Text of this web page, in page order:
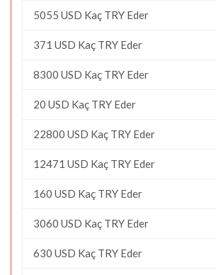
5055 USD Kaç TRY Eder
371 USD Kaç TRY Eder
8300 USD Kaç TRY Eder
20 USD Kaç TRY Eder
22800 USD Kaç TRY Eder
12471 USD Kaç TRY Eder
160 USD Kaç TRY Eder
3060 USD Kaç TRY Eder
630 USD Kaç TRY Eder